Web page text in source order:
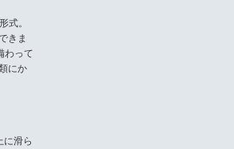
式。
きま
わって
にか
に滑ら